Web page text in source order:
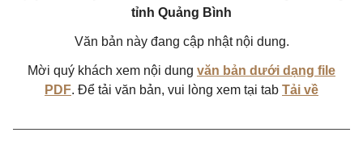
tỉnh Quảng Bình
Văn bản này đang cập nhật nội dung.
Mời quý khách xem nội dung văn bản dưới dạng file
PDF. Để tải văn bản, vui lòng xem tại tab Tải về